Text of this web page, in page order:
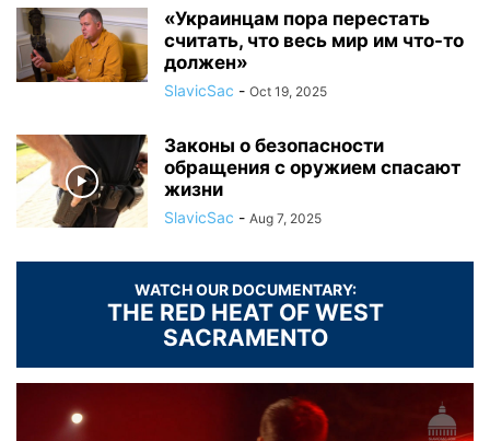
«Украинцам пора перестать
считать, что весь мир им что-то
должен»
SlavicSac - Oct 19, 2025
Законы о безопасности
обращения с оружием спасают
жизни
SlavicSac - Aug 7, 2025
WATCH OUR DOCUMENTARY:
THE RED HEAT OF WEST
SACRAMENTO